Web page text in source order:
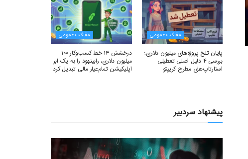
مقالات عمومی
پایان تلخ پروژه‌های میلیون دلاری؛
بررسی ۴ دلیل اصلی تعطیلی
استارتاپ‌های مطرح کریپتو
مقالات عمومی
درخشش ۱۳ خط کسب‌وکار ۱۰۰
میلیون دلاری، رابینهود را به یک ابر
اپلیکیشن تمام‌عیار مالی تبدیل کرد
پیشنهاد سردبیر